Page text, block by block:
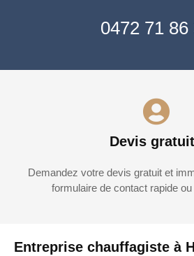
Entreprise chauffagiste à
0472 71 86
Devis
Demandez votre devis gratuit et
formulaire de contact rapide